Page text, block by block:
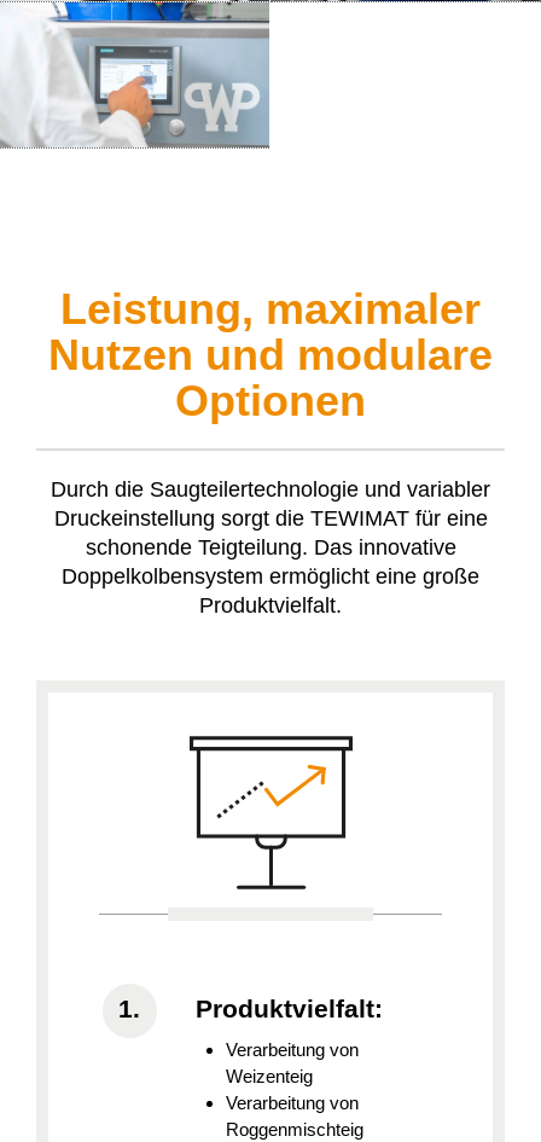
Leistung, maximaler
Nutzen und modulare
Optionen
Durch die Saugteilertechnologie und variabler
Druckeinstellung sorgt die TEWIMATfür eine
schonende Teigteilung. Das innovative
Doppelkolbensystem ermöglicht eine große
Produktvielfalt.
Produktvielfalt:
Verarbeitung von
Weizenteig
Verarbeitung von
Roggenmischteig